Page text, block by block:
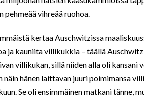
vihreää ruohoa.
kertaa Auschwitzissa
ja kauniita villikukkia – täällä
villikukan, sillä niiden alla oli kansani
näin hänen laittavan juuri poimimansa
Se oli ensimmäinen matkani tänne,